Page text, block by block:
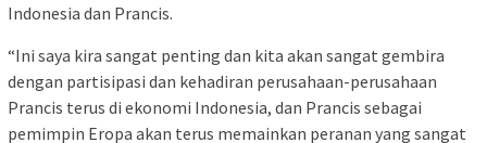
Indonesia dan Prancis.
“Ini saya kira sangat penting dan kita akan sangat gembira
dengan partisipasi dan kehadiran perusahaan-perusahaan
Prancis terus di ekonomi Indonesia, dan Prancis sebagai
pemimpin Eropa akan terus memainkan peranan yang sangat